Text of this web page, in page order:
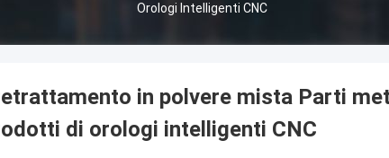
Orologi Intelligenti CNC
in polvere mista Parti
di orologi intelligenti CNC